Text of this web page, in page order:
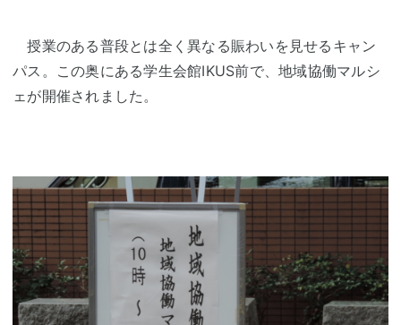
授業のある普段とは全く異なる賑わいを見せるキャン
パス。この奥にある学生会館IKUS前で、地域協働マルシ
ェが開催されました。